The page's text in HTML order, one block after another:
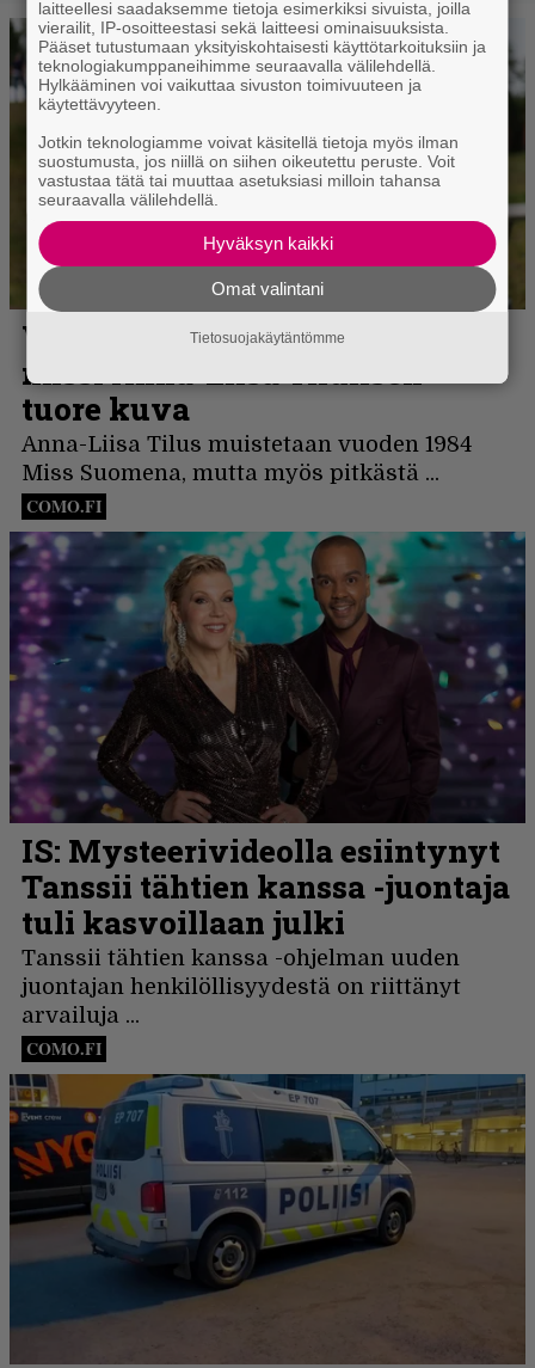
laitteellesi saadaksemme tietoja esimerkiksi sivuista, joilla
vierailit, IP-osoitteestasi sekä laitteesi ominaisuuksista.
Pääset tutustumaan yksityiskohtaisesti käyttötarkoituksiin ja
teknologiakumppaneihimme seuraavalla välilehdellä.
Hylkääminen voi vaikuttaa sivuston toimivuuteen ja
käytettävyyteen.
Jotkin teknologiamme voivat käsitellä tietoja myös ilman
suostumusta, jos niillä on siihen oikeutettu peruste. Voit
vastustaa tätä tai muuttaa asetuksiasi milloin tahansa
seuraavalla välilehdellä.
Hyväksyn kaikki
Omat valintani
Tietosuojakäytäntömme